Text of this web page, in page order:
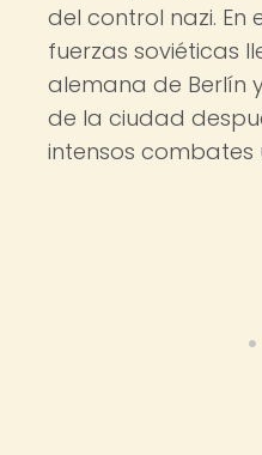
del control nazi. En
fuerzas soviéticas
alemana de Berlín
de la ciudad
intensos combates